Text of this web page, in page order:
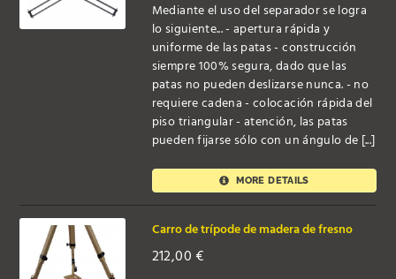
Mediante el uso del separador se logra
lo siguiente... - apertura rápida y
uniforme de las patas - construcción
siempre 100% segura, dado que las
patas no pueden deslizarse nunca. - no
requiere cadena - colocación rápida del
piso triangular - atención, las patas
pueden fijarse sólo con un ángulo de [...]
MORE DETAILS
Carro de trípode de madera de fresno
212,00€